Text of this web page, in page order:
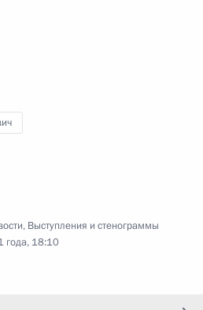
, Выступления и стенограммы
года, 18:10